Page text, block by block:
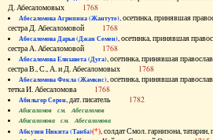
Д. Абесаломовых 1768
Абесаломова Агрипина (Жантуте), осетинка, принявшая
сестра Д. Абесаломовой 1768
Абесаломова Дарья (Джан Семен), осетинка, принявшая
сестра А. Абесаломовой 1768
Абесаломова Елизавета (Дуга), осетинка, принявшая
сестра В., С., А. и Д. Абесаломовых 1768
Абесаломова Фекла (Жамкис), осетинка, принявшая
тетка И. Абесаломова 1768
Абильгор Серен, дат. писатель 1782
Абисаломов см. Абесаломов
Абисаломова см. Абесаломова
Абкузин Никита (Танба)(*), солдат Смол. гарнизона,